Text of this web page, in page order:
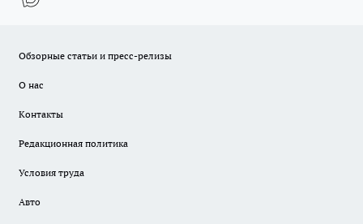
Обзорные статьи и пресс-релизы
О нас
Контакты
Редакционная политика
Условия труда
Авто